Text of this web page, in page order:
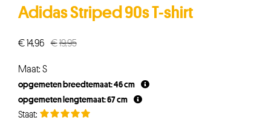
Adidas Striped 90s T-shirt
€19,95Oorspronkelijke
€19,95.
€14,96
Huidige
€14,96.
Maat: S
opgemeten breedtemaat: 46 cm
opgemeten lengtemaat: 67 cm